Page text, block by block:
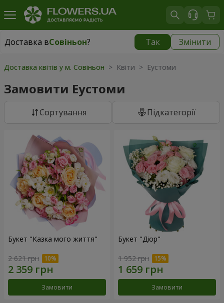
Доставка вСовіньон? Так Змінити
Доставка вСовіньон|
Доставка квітів у м. Совіньон > Квіти > Еустоми
Замовити Еустоми
Сортування Підкатегорії
Букет "Казка мого життя"
2 621 грн
Замовити
Букет "Діор"
1 952 грн
Замовити